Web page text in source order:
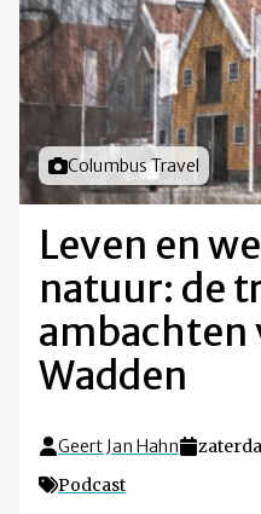
Foto door
Columbus Travel
Leven en
natuur: de
ambachten
Wadden
Geert Jan Hahn
Podcast